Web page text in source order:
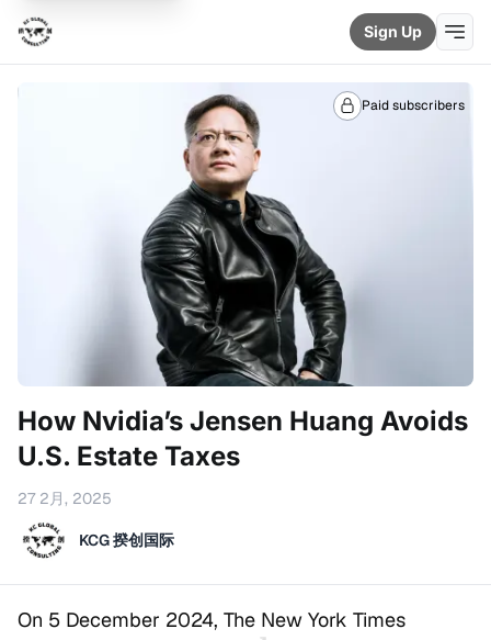
Sign Up
Paid subscribers
How Nvidia’s Jensen Huang Avoids
U.S. Estate Taxes
27 2月, 2025
KCG 揆创国际
On 5 December 2024, The New York Times